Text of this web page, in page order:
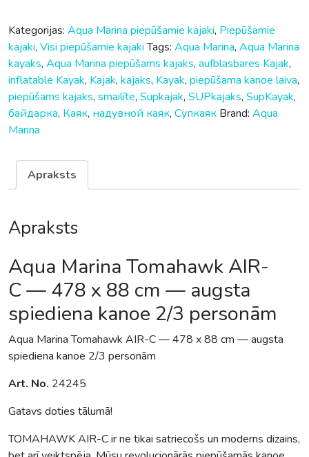
Kategorijas: Aqua Marina piepūšamie kajaki, Piepūšamie
kajaki, Visi piepūšamie kajaki Tags: Aqua Marina, Aqua Marina
kayaks, Aqua Marina piepūšams kajaks, aufblasbares Kajak,
inflatable Kayak, Kajak, kajaks, Kayak, piepūšama kanoe laiva,
piepūšams kajaks, smailīte, Supkajak, SUPkajaks, SupKayak,
байдарка, Каяк, надувной каяк, Супкаяк Brand: Aqua
Marina
Apraksts
Apraksts
Aqua Marina Tomahawk AIR-
C — 478 x 88 cm — augsta
spiediena kanoe 2/3 personām
Aqua Marina Tomahawk AIR-C — 478 x 88 cm — augsta
spiediena kanoe 2/3 personām
Art. No. 24245
Gatavs doties tālumā!
TOMAHAWK AIR-C ir ne tikai satriecošs un moderns dizains,